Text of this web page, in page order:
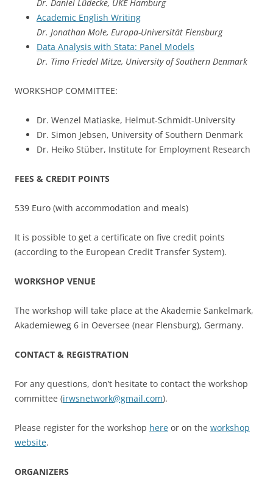
Dr. Daniel Lüdecke, UKE Hamburg
Academic English Writing
Dr. Jonathan Mole, Europa-Universität Flensburg
Data Analysis with Stata: Panel Models
Dr. Timo Friedel Mitze, University of Southern Denmark
WORKSHOP COMMITTEE:
Dr. Wenzel Matiaske, Helmut-Schmidt-University
Dr. Simon Jebsen, University of Southern Denmark
Dr. Heiko Stüber, Institute for Employment Research
FEES & CREDIT POINTS
539 Euro (with accommodation and meals)
It is possible to get a certificate on five credit points
(according to the European Credit Transfer System).
WORKSHOP VENUE
The workshop will take place at the Akademie Sankelmark,
Akademieweg 6 in Oeversee (near Flensburg), Germany.
CONTACT & REGISTRATION
For any questions, don’t hesitate to contact the workshop
committee (irwsnetwork@gmail.com).
Please register for the workshop here or on the workshop
website.
ORGANIZERS